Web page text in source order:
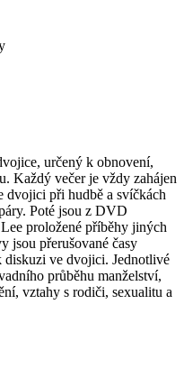
určený k obnovení,
Každý večer je vždy zahájen
dvojici při hudbě a svíčkách
Poté jsou z DVD
proložené příběhy jiných
jsou přerušované časy
ve dvojici. Jednotlivé
průběhu manželství,
vztahy s rodiči, sexualitu a